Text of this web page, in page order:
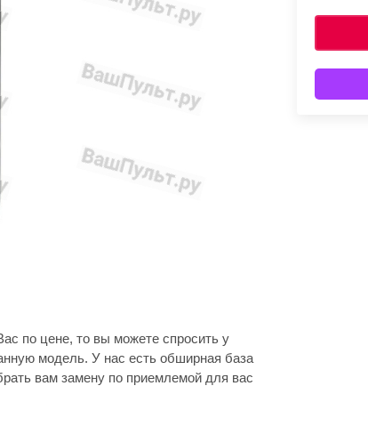
по цене, то вы можете спросить у
модель. У нас есть обширная база
вам замену по приемлемой для вас